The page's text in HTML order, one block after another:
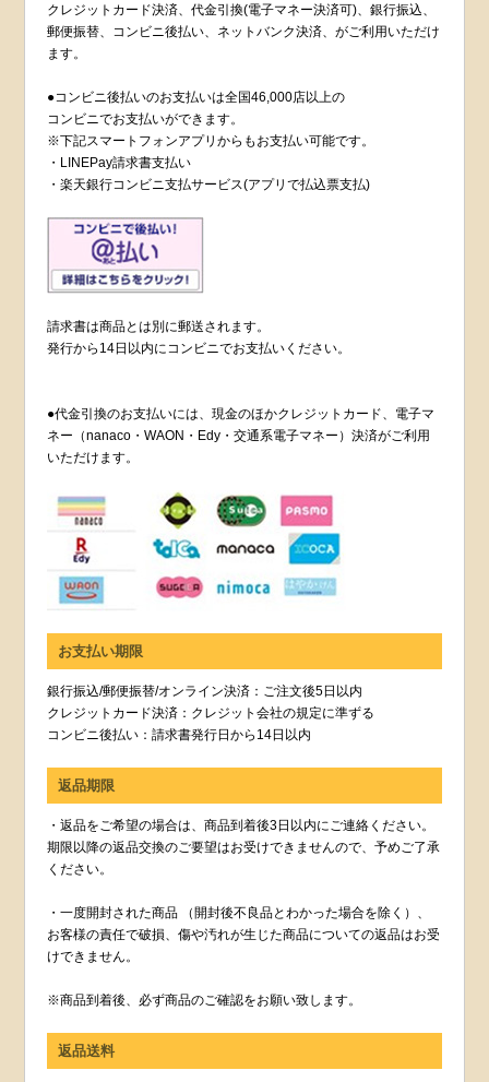
クレジットカード決済、代金引換(電子マネー決済可)、銀行振込、
郵便振替、コンビニ後払い、ネットバンク決済、がご利用いただけ
ます。
●コンビニ後払いのお支払いは全国46,000店以上の
コンビニでお支払いができます。
※下記スマートフォンアプリからもお支払い可能です。
・LINEPay請求書支払い
・楽天銀行コンビニ支払サービス(アプリで払込票支払)
請求書は商品とは別に郵送されます。
発行から14日以内にコンビニでお支払いください。
●代金引換のお支払いには、現金のほかクレジットカード、電子マ
ネー（nanaco・WAON・Edy・交通系電子マネー）決済がご利用
いただけます。
お支払い期限
銀行振込/郵便振替/オンライン決済：ご注文後5日以内
クレジットカード決済：クレジット会社の規定に準ずる
コンビニ後払い：請求書発行日から14日以内
返品期限
・返品をご希望の場合は、商品到着後3日以内にご連絡ください。
期限以降の返品交換のご要望はお受けできませんので、予めご了承
ください。
・一度開封された商品 （開封後不良品とわかった場合を除く）、
お客様の責任で破損、傷や汚れが生じた商品についての返品はお受
けできません。
※商品到着後、必ず商品のご確認をお願い致します。
返品送料